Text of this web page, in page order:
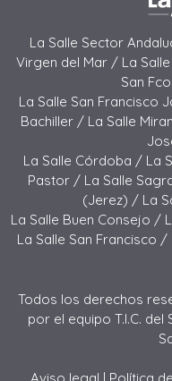
La Salle Sector
Virgen del Mar / La
San
La Salle San Francisco
Bachiller / La Salle
La Salle Córdoba / La
Pastor / La Salle
(Jerez) / La
La Salle Buen Consejo /
La Salle San Francisco /
Todos los derechos
por el equipo T.I.C.
Aviso legal | Política